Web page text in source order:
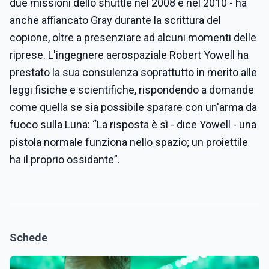
due missioni dello shuttle nel 2008 e nel 2010 - ha
anche affiancato Gray durante la scrittura del
copione, oltre a presenziare ad alcuni momenti delle
riprese. L'ingegnere aerospaziale Robert Yowell ha
prestato la sua consulenza soprattutto in merito alle
leggi fisiche e scientifiche, rispondendo a domande
come quella se sia possibile sparare con un'arma da
fuoco sulla Luna: “La risposta è sì - dice Yowell - una
pistola normale funziona nello spazio; un proiettile
ha il proprio ossidante”.
Schede